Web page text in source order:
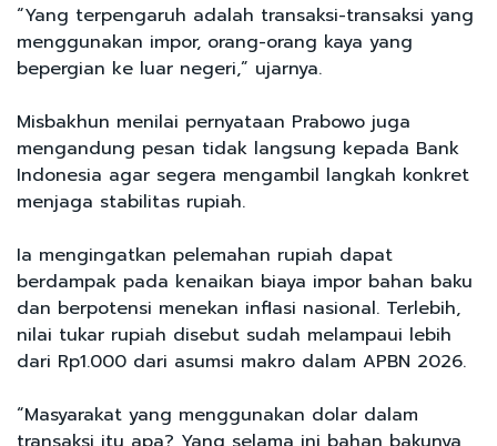
“Yang terpengaruh adalah transaksi-transaksi yang
menggunakan impor, orang-orang kaya yang
bepergian ke luar negeri,” ujarnya.
Misbakhun menilai pernyataan Prabowo juga
mengandung pesan tidak langsung kepada Bank
Indonesia agar segera mengambil langkah konkret
menjaga stabilitas rupiah.
Ia mengingatkan pelemahan rupiah dapat
berdampak pada kenaikan biaya impor bahan baku
dan berpotensi menekan inflasi nasional. Terlebih,
nilai tukar rupiah disebut sudah melampaui lebih
dari Rp1.000 dari asumsi makro dalam APBN 2026.
“Masyarakat yang menggunakan dolar dalam